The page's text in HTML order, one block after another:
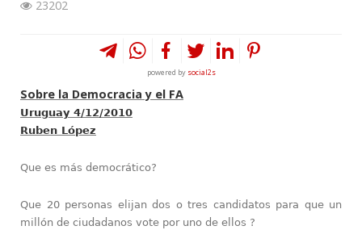
23202
powered by social2s
Sobre la Democracia y el FA
Uruguay 4/12/2010
Ruben López
Que es más democrático?
Que 20 personas elijan dos o tres candidatos para que un
millón de ciudadanos vote por uno de ellos ?